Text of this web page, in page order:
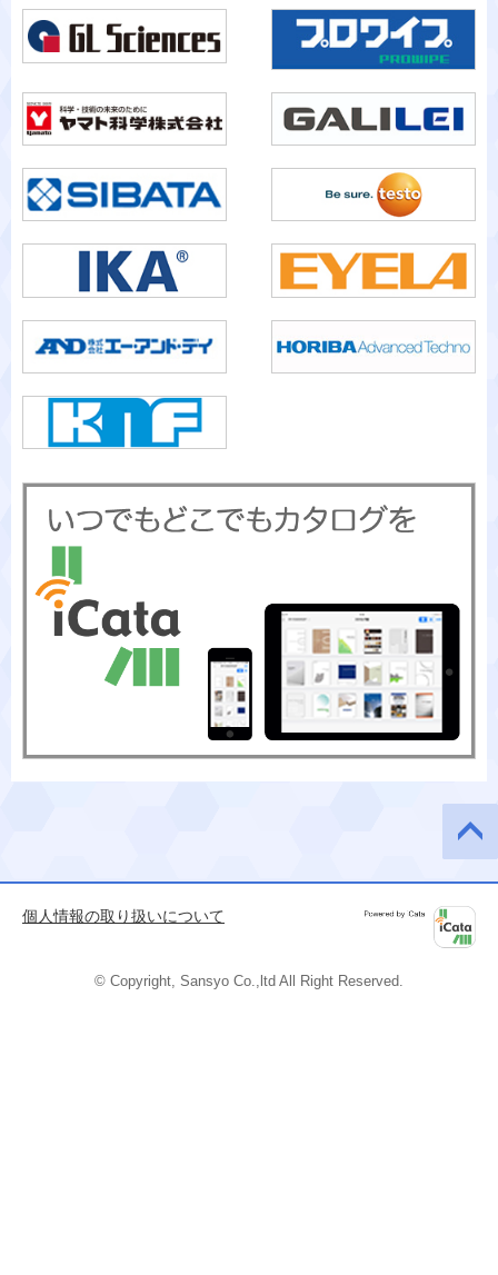
ージの
先頭へ
個人情報の取り扱いについて
© Copyright, Sansyo Co.,ltd All Right Reserved.
iCata